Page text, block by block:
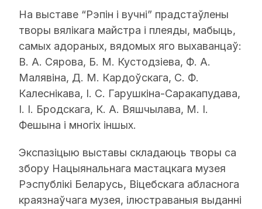
На выставе “Рэпін і вучні” прадстаўлены
творы вялікага майстра і плеяды, мабыць,
самых адораных, вядомых яго выхаванцаў:
В. А. Сярова, Б. М. Кустодзіева, Ф. А.
Малявіна, Д. М. Кардоўскага, С. Ф.
Калеснікава, І. С. Гарушкіна-Саракапудава,
І. І. Бродскага, К. А. Вяшчылава, М. І.
Фешына і многіх іншых.
Экспазіцыю выставы складаюць творы са
збору Нацыянальнага мастацкага музея
Рэспублікі Беларусь, Віцебскага абласнога
краязнаўчага музея, ілюстраваныя выданні